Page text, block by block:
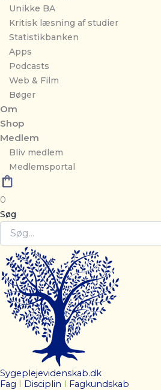
Unikke BA
Kritisk læsning af studier
Statistikbanken
Apps
Podcasts
Web & Film
Bøger
Om
Shop
Medlem
Bliv medlem
Medlemsportal
0
Søg
Sygeplejevidenskab.dk
Fag I Disciplin I Fagkundskab